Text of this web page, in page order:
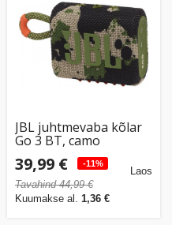
JBL juhtmevaba kõlar
Go 3 BT, camo
39,99 € -11%
Tavahind 44,99 €
Kuumakse al. 1,36 €
Laos